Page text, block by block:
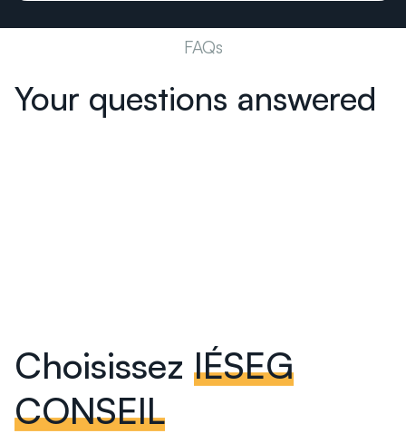
FAQs
Your questions answered
Choisissez IÉSEG
CONSEIL